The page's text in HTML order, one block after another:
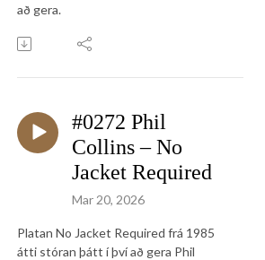
að gera.
#0272 Phil
Collins – No
Jacket Required
Mar 20, 2026
Platan No Jacket Required frá 1985
átti stóran þátt í því að gera Phil